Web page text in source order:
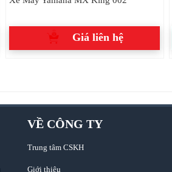
Giá liên hệ
VỀ CÔNG TY
Trung tâm CSKH
Giới thiệu